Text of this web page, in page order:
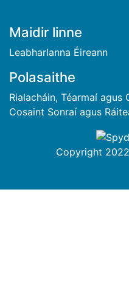
BUNTÁSC
Maidir linne
Leabharlanna Éireann
Polasaithe
Rialacháin, Téarmaí agus
Cosaint Sonraí agus
Copyright